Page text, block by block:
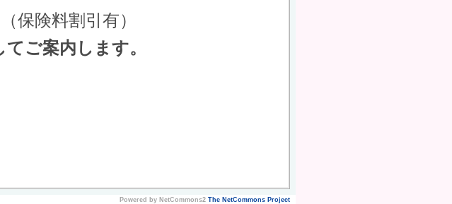
Powered by NetCommons2 The NetCommons Project